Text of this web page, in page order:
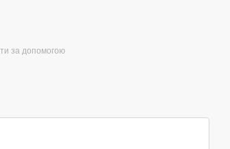
за допомогою